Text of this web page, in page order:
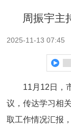
周振宇主
2025-11-13 07:45
11月12日，
议，传达学习相
取工作情况汇报